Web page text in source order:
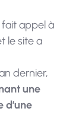
appel à
le site a
dernier,
une